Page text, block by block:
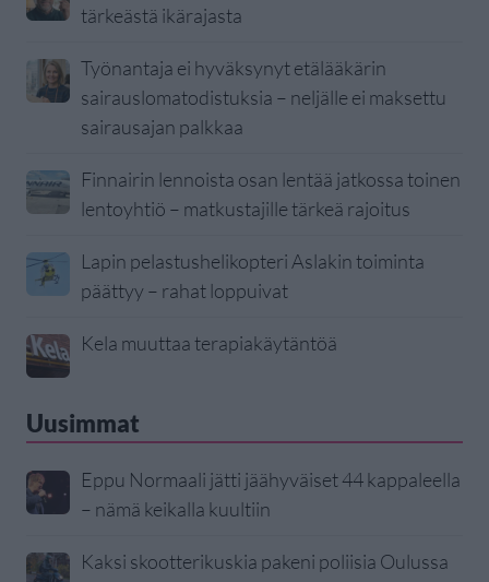
tärkeästä ikärajasta
Työnantaja ei hyväksynyt etälääkärin
sairauslomatodistuksia – neljälle ei maksettu
sairausajan palkkaa
Finnairin lennoista osan lentää jatkossa toinen
lentoyhtiö – matkustajille tärkeä rajoitus
Lapin pelastushelikopteri Aslakin toiminta
päättyy – rahat loppuivat
Kela muuttaa terapiakäytäntöä
Uusimmat
Eppu Normaali jätti jäähyväiset 44 kappaleella
– nämä keikalla kuultiin
Kaksi skootterikuskia pakeni poliisia Oulussa